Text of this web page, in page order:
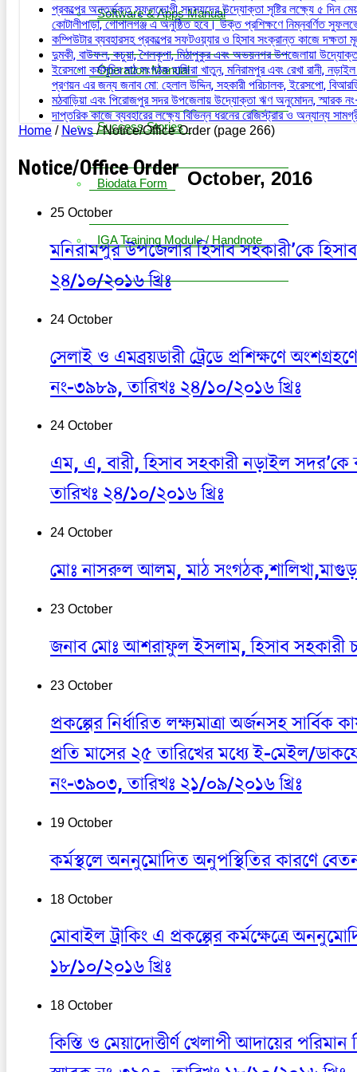
Software & Apps Manual
Operation Manual
Success Stories
Biodata Form
IGA Training Module / Handnote
প্রকল্পের অন্তর্ভূক্ত সুফলভোগী সদস্যদের উদ্যোক্তা সৃষ্টির লক্ষ্যে ৫ দিন
কোটালীপাড়া, গোপালগঞ্জ এ অনুষ্ঠিত হবে। উক্ত প্রশিক্ষণে নিম্নবর্ণিত
কম্পিউটার ব্যবহারসহ প্রকল্পের সফটওয়্যার ও হিসাব সংক্রান্ত কাজে
দুমকী, বাউফল, কচুয়া, শৈলকূপা, মিঠাপুকুর এবং অভয়নগর উপজেলায়া
ইরেসপো কর্মসূচির মাঠ সংগঠক হাজিরা খাতুন, মনিরামপুর এবং রেখা রানী,
প্রণয়ন এর জন্য জনাব মো: হেলাল উদ্দিন, সহকারী পরিচালক, ইরেসপো,
মঠবাড়িয়া এবং পিরোজপুর সদর উপজেলায় উদ্যোক্তা ঋণ অনুমোদন, স্মারক
দাপ্তরিক কাজে ব্যবহারের লক্ষ্যে বিভিন্ন ধরনের রেজিস্ট্রার ও অন্যান্য
Home / News / Notice/Office Order (page 266)
Notice/Office Order October, 2016
25 October
মনিরামপুর উপজেলার হিসাব সহকারী’কে
২৪/১০/২০১৬ খ্রিঃ
24 October
সেলাই ও এমব্রয়ডারী ট্রেডে প্রশিক্ষণে
নং-৩৯৮৯, তারিখঃ ২৪/১০/২০১৬ খ্রিঃ
24 October
এম, এ, বারী, হিসাব সহকারী নড়াইল
তারিখঃ ২৪/১০/২০১৬ খ্রিঃ
24 October
মোঃ নাসরুল আলম, মাঠ
23 October
জনাব মোঃ আশরাফুল ইসলাম, হিসাব সহকারী
23 October
প্রকল্পের নির্ধারিত লক্ষ্যমাত্রা অর্জনসহ
প্রতি মাসের ২৫ তারিখের মধ্যে ই-মেইল/
নং-৩৯০৩, তারিখঃ ২১/০৯/২০১৬ খ্রিঃ
19 October
কর্মস্থলে অননুমোদিত অনুপস্থিতির কারণে
18 October
মোবাইল ট্রাকিং এ প্রকল্পের কর্মক্ষেত্রে
১৮/১০/২০১৬ খ্রিঃ
18 October
কিস্তি ও মেয়াদোত্তীর্ণ খেলাপী আদায়ের